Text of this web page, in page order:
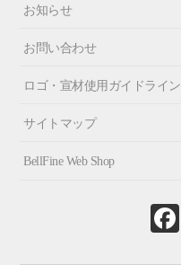
お知らせ
お問い合わせ
ロゴ・宣材使用ガイドライン
サイトマップ
BellFine Web Shop